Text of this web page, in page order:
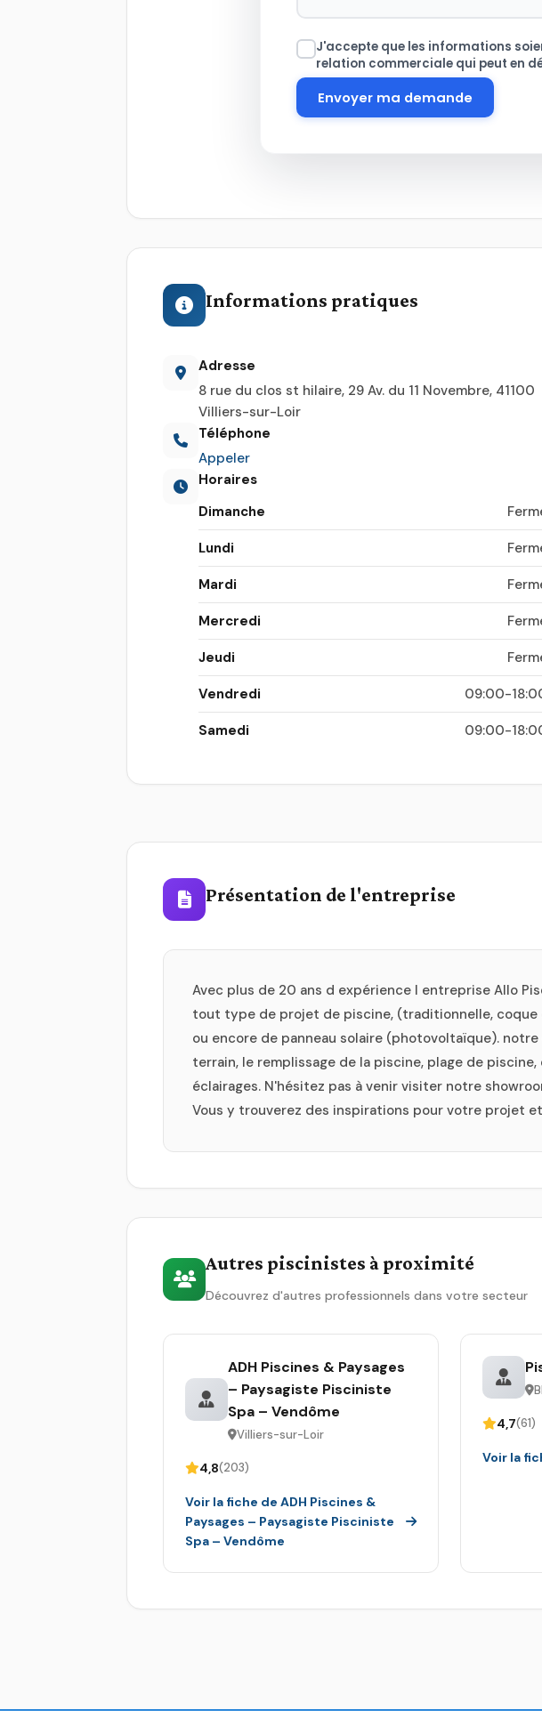
J'accepte que les informations
relation commerciale qui peut en
Envoyer ma demande
Informations pratiques
Adresse
8 rue du clos st hilaire, 29 Av. du 11 Novembre, 41100
Villiers-sur-Loir
Téléphone
Appeler
Horaires
Dimanche
Lundi
Mardi
Mercredi
Jeudi
Vendredi 09:00-
Samedi 09:00-
Présentation de l'entreprise
Avec plus de 20 ans d expérience l entreprise Allo
tout type de projet de piscine, (traditionnelle, coque
ou encore de panneau solaire (photovoltaïque).
terrain, le remplissage de la piscine, plage de
éclairages. N'hésitez pas à venir visiter notre
Vous y trouverez des inspirations pour votre projet
Autres piscinistes à proximité
Découvrez d'autres professionnels dans votre secteur
ADH Piscines & Paysages
– Paysagiste Pisciniste
Spa – Vendôme
Villiers-sur-Loir
4,8(203)
Voir la fiche de ADH Piscines &
Paysages – Paysagiste Pisciniste
Spa – Vendôme
4,7(61)
Voir la